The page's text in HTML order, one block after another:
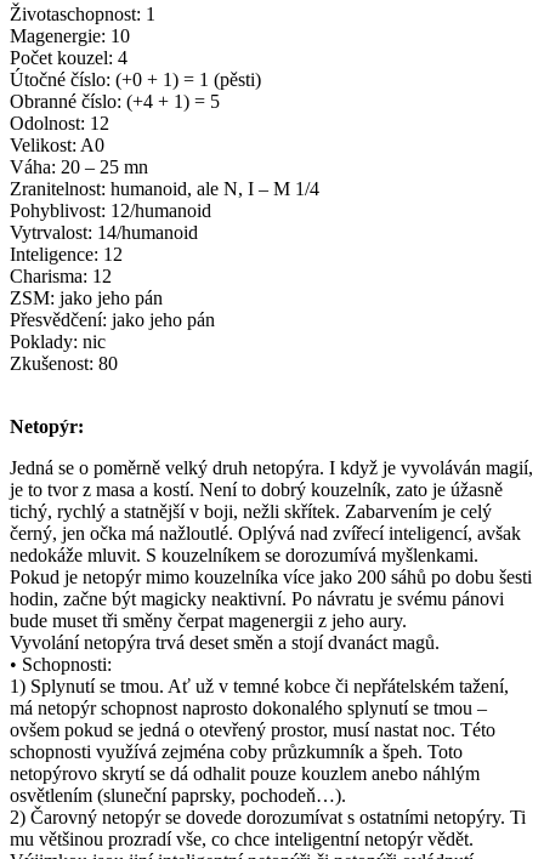
Životaschopnost: 1
Magenergie: 10
Počet kouzel: 4
Útočné číslo: (+0 + 1) = 1 (pěsti)
Obranné číslo: (+4 + 1) = 5
Odolnost: 12
Velikost: A0
Váha: 20 – 25 mn
Zranitelnost: humanoid, ale N, I – M 1/4
Pohyblivost: 12/humanoid
Vytrvalost: 14/humanoid
Inteligence: 12
Charisma: 12
ZSM: jako jeho pán
Přesvědčení: jako jeho pán
Poklady: nic
Zkušenost: 80
Netopýr:
Jedná se o poměrně velký druh netopýra. I když je vyvoláván magií,
je to tvor z masa a kostí. Není to dobrý kouzelník, zato je úžasně
tichý, rychlý a statnější v boji, nežli skřítek. Zabarvením je celý
černý, jen očka má nažloutlé. Oplývá nad zvířecí inteligencí, avšak
nedokáže mluvit. S kouzelníkem se dorozumívá myšlenkami.
Pokud je netopýr mimo kouzelníka více jako 200 sáhů po dobu šesti
hodin, začne být magicky neaktivní. Po návratu je svému pánovi
bude muset tři směny čerpat magenergii z jeho aury.
Vyvolání netopýra trvá deset směn a stojí dvanáct magů.
• Schopnosti:
1) Splynutí se tmou. Ať už v temné kobce či nepřátelském tažení,
má netopýr schopnost naprosto dokonalého splynutí se tmou –
ovšem pokud se jedná o otevřený prostor, musí nastat noc. Této
schopnosti využívá zejména coby průzkumník a špeh. Toto
netopýrovo skrytí se dá odhalit pouze kouzlem anebo náhlým
osvětlením (sluneční paprsky, pochodeň…).
2) Čarovný netopýr se dovede dorozumívat s ostatními netopýry. Ti
mu většinou prozradí vše, co chce inteligentní netopýr vědět.